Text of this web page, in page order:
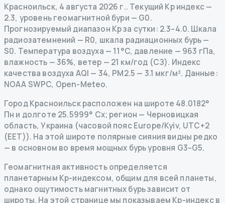
Красноильск, 4 августа 2026 г.. Текущий Kp индекс—
2.3, уровень геомагнитной бури — G0.
Прогнозируемый диапазон Kp за сутки: 2.3–4.0. Шкала
радиозатемнений — R0, шкала радиационных бурь—
S0. Температура воздуха — 11°C, давление — 963 гПа,
влажность — 36%, ветер — 21 км/год (СЗ). Индекс
качества воздуха AQI — 34, PM2.5 — 3.1 мкг/м³. Данные:
NOAA SWPC, Open-Meteo.
Город Красноильск расположен на широте 48.0182°
Пн и долготе 25.5999° Сх; регион — Черновицкая
область, Украина (часовой пояс Europe/Kyiv, UTC+2
(EET)). На этой широте полярные сияния видны редко
— в основном во время мощных бурь уровня G3–G5.
Геомагнитная активность определяется
планетарным Kp-индексом, общим для всей планеты,
однако ощутимость магнитных бурь зависит от
широты. На этой странице мы показываем Kp-индекс в